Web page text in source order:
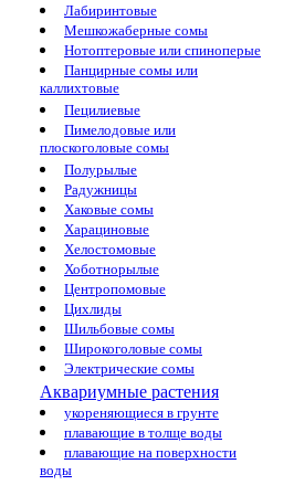
Лабиринтовые
Мешкожаберные сомы
Нотоптеровые или спиноперые
Панцирные сомы или
каллихтовые
Пецилиевые
Пимелодовые или
плоскоголовые сомы
Полурылые
Радужницы
Хаковые сомы
Харациновые
Хелостомовые
Хоботнорылые
Центропомовые
Цихлиды
Шильбовые сомы
Широкоголовые сомы
Электрические сомы
Аквариумные растения
укореняющиеся в грунте
плавающие в толще воды
плавающие на поверхности
воды